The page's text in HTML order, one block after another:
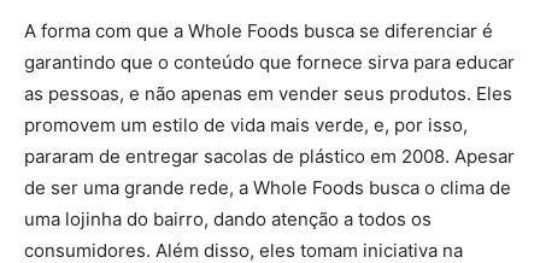
A forma com que a Whole Foods busca se diferenciar é
garantindo que o conteúdo que fornece sirva para educar
as pessoas, e não apenas em vender seus produtos. Eles
promovem um estilo de vida mais verde, e, por isso,
pararam de entregar sacolas de plástico em 2008. Apesar
de ser uma grande rede, a Whole Foods busca o clima de
uma lojinha do bairro, dando atenção a todos os
consumidores. Além disso, eles tomam iniciativa na